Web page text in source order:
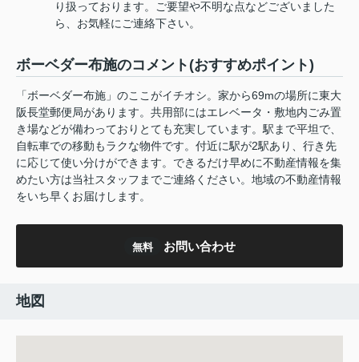
り扱っております。ご要望や不明な点などございました
ら、お気軽にご連絡下さい。
ボーベダー布施のコメント(おすすめポイント)
「ボーベダー布施」のここがイチオシ。家から69mの場所に東大
阪長堂郵便局があります。共用部にはエレベータ・敷地内ごみ置
き場などが備わっておりとても充実しています。駅まで平坦で、
自転車での移動もラクな物件です。付近に駅が2駅あり、行き先
に応じて使い分けができます。できるだけ早めに不動産情報を集
めたい方は当社スタッフまでご連絡ください。地域の不動産情報
をいち早くお届けします。
無料 お問い合わせ
地図